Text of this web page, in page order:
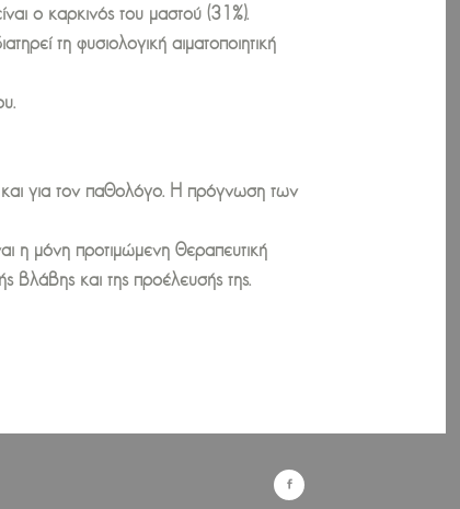
ο καρκινός του μαστού (31%).
τη φυσιολογική αιματοποιητική
και για τον παθολόγο. Η πρόγνωση των
η μόνη προτιμώμενη θεραπευτική
βλάβης και της προέλευσής της.